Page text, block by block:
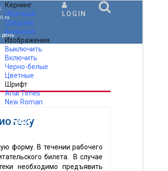
день
Кернинг
Обычный
Средний
Большой
Изображения
Выключить
Включить
Черно-белые
Цветные
Шрифт
ArialTimes
New Roman
LOGIN
форму. В течении рабочего
билета. В случае
необходимо предъявить